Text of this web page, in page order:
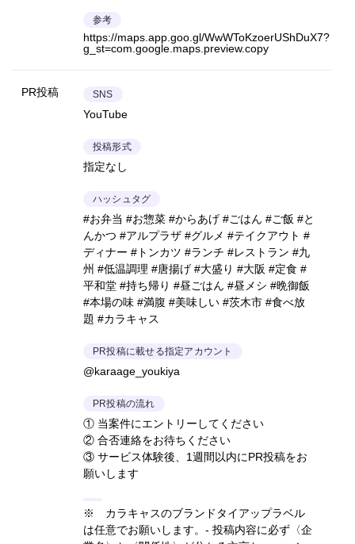
参考
https://maps.app.goo.gl/WwWToKzoerUShDuX7?
g_st=com.google.maps.preview.copy
PR投稿 SNS
YouTube
投稿形式
指定なし
ハッシュタグ
#お弁当 #お惣菜 #からあげ #ごはん #ご飯 #と
んかつ #アルプラザ #グルメ #テイクアウト #
ディナー #トンカツ #ランチ #レストラン #九
州 #低温調理 #唐揚げ #大盛り #大阪 #定食 #
平和堂 #持ち帰り #昼ごはん #昼メシ #晩御飯
#本場の味 #満腹 #美味しい #茨木市 #食べ放
題 #カラキャス
PR投稿に載せる指定アカウント
@karaage_youkiya
PR投稿の流れ
① 当案件にエントリーしてください
② 合否連絡をお待ちください
③ サービス体験後、1週間以内にPR投稿をお
願いします
※ カラキャスのブランドタイアップラベル
は任意でお願いします。- 投稿内容に必ず〈企